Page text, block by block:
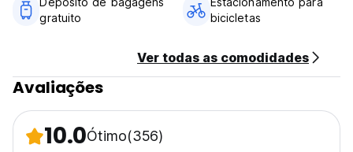
Ajudaremos você com tudo, desde recomendações de
particulares (bicicletas, motos, carros, caminhadas etc.) até
avião. (Auto-translated from original language)
gratuito
bicicletas
Ver todas as comodidades
Avaliações
10.0Ótimo(356)